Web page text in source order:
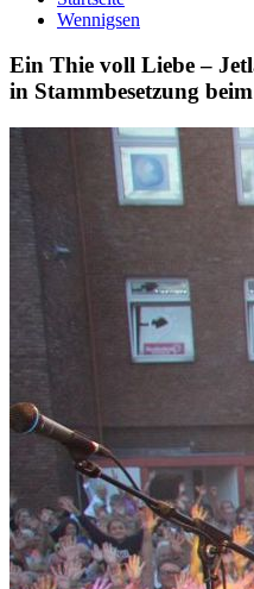
Wennigsen
Ein Thie voll Liebe –
in Stammbesetzung